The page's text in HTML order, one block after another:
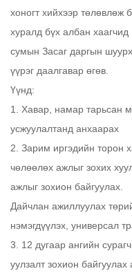
хоногт хийхээр төлөвлөж
хуралд бүх албан
сумын Засаг даргын
үүрэг даалгавар өгөв.
Үүнд:
1. Хавар, намар тарьсан
усжуулалтанд анхаарах
2. Зарим иргэдийн торон
чөлөөлөх ажлыг зохих
ажлыг зохион байгуулах.
Дайчлан ажиллуулах
нэмэгдүүлэх, универсал
3. 12 дугаар ангийн
уулзалт зохион